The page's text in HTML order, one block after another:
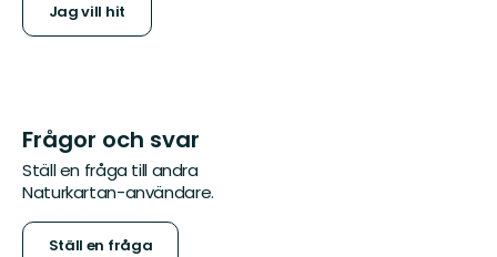
Jag vill hit
Frågor och svar
Ställ en fråga till andra
Naturkartan-användare.
Ställ en fråga